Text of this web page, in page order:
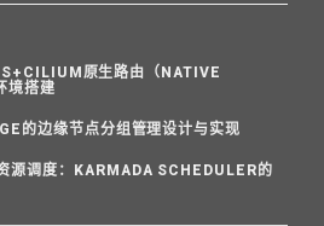
原生路由（NATIVE
境搭建
的边缘节点分组管理设计与实现
源调度：KARMADA SCHEDULER的